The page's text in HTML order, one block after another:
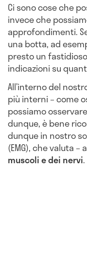
Ci sono cose che
invece che
approfondimenti.
una botta, ad
presto un
indicazioni su
All’interno del
più interni – come
possiamo
dunque, è bene
dunque in nostro
(EMG), che valuta –
muscoli e dei nervi.